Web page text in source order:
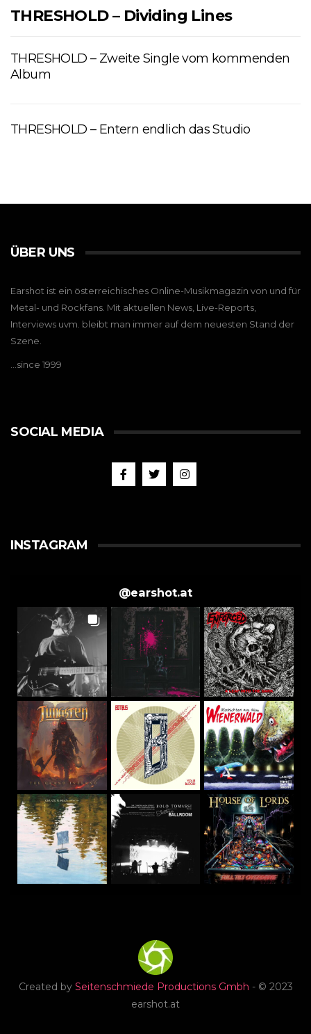
THRESHOLD – Dividing Lines
THRESHOLD – Zweite Single vom kommenden
Album
THRESHOLD – Entern endlich das Studio
ÜBER UNS
Earshot ist ein österreichisches Online-Musikmagazin von und für
Metal- und Rockfans. Mit aktuellen News, Live-Reports,
Interviews uvm. bleibt man immer auf dem neuesten Stand der
Szene.
…since 1999
SOCIAL MEDIA
INSTAGRAM
@earshot.at
Created by Seitenschmiede Productions Gmbh - © 2023
earshot.at